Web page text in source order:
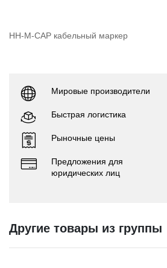
HH-M-CAP кабельный маркер
Мировые производители
Быстрая логистика
Рыночные цены
Предложения для
юридических лиц
Другие товары из группы